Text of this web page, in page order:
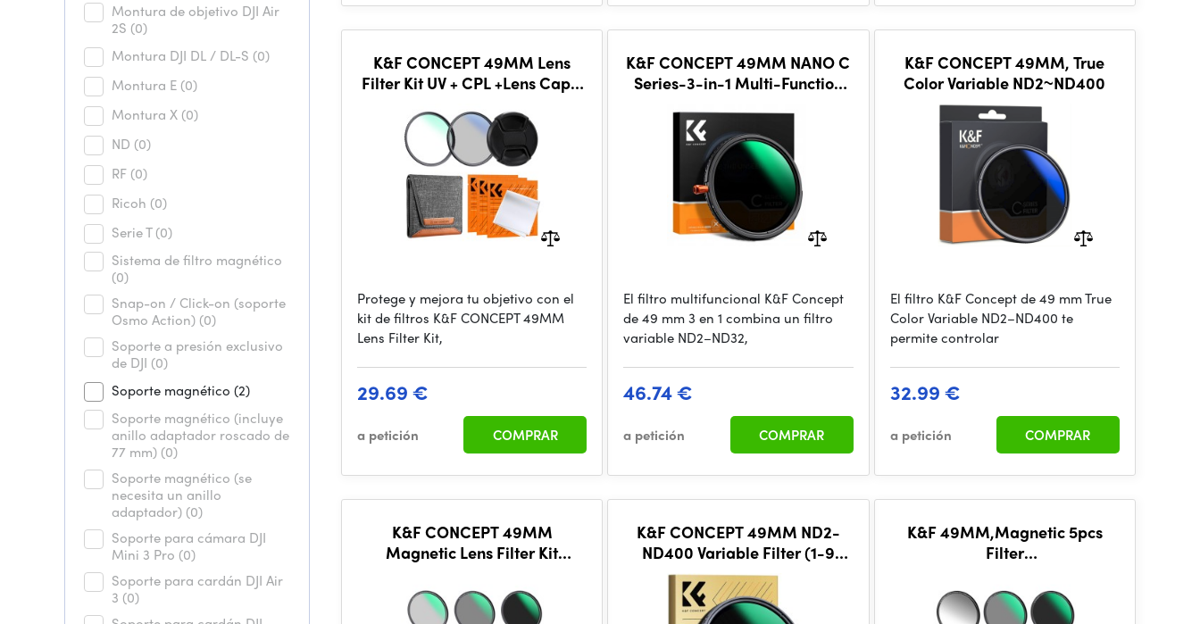
Montura de objetivo DJI Air
2S (0)
Montura DJI DL / DL-S (0)
Montura E (0)
Montura X (0)
ND (0)
RF (0)
Ricoh (0)
Serie T(0)
Sistema de filtro magnético
(0)
Snap-on / Click-on (soporte
Osmo Action) (0)
Soporte a presión exclusivo
de DJI (0)
Soporte magnético (2)
Soporte magnético (incluye
anillo adaptador roscado de
77 mm) (0)
Soporte magnético (se
necesita un anillo
adaptador) (0)
Soporte para cámara DJI
Mini 3 Pro (0)
Soporte para cardán DJI Air
3 (0)
K&F CONCEPT 49MM Lens
Filter Kit UV + CPL +Lens Cap +
Protege y mejora tu objetivo con el
kit de filtros K&F CONCEPT 49MM
Lens Filter Kit,
29.69 €
a petición COMPRAR
K&F CONCEPT 49MM NANO C
Series-3-in-1 Multi-Function
El filtro multifuncional K&F Concept
de 49 mm 3 en 1 combina un filtro
variable ND2–ND32,
46.74 €
a petición COMPRAR
K&F CONCEPT 49MM, True
Color Variable ND2~ND400
El filtro K&F Concept de 49 mm True
Color Variable ND2–ND400 te
permite controlar
32.99 €
a petición COMPRAR
K&F CONCEPT 49MM
Magnetic Lens Filter Kit
Adapter Ring+Magnetic Lens
Cap 5 in
K&F CONCEPT 49MM ND2-
ND400 Variable Filter (1-9
Stop), 24 Layers of Nano-
coating
K&F 49MM,Magnetic 5pcs
Filter
Adapter Ring